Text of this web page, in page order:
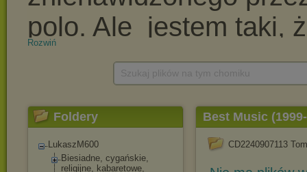
Rozwiń
Foldery
LukaszM600
Biesiadne, cygańskie,
religijne, kabaretowe,
Best Music
CD2240907113